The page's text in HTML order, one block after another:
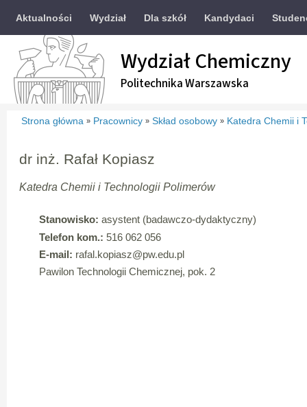
Aktualności Wydział Dla szkół Kandydaci
Wydział Chemiczny
Politechnika Warszawska
Strona główna » Pracownicy » Skład osobowy » Katedra Chemii i
dr inż. Rafał Kopiasz
Katedra Chemii i Technologii Polimerów
Stanowisko: asystent (badawczo-dydaktyczny)
Telefon kom.: 516 062 056
E-mail: rafal.kopiasz@pw.edu.pl
Pawilon Technologii Chemicznej, pok. 2